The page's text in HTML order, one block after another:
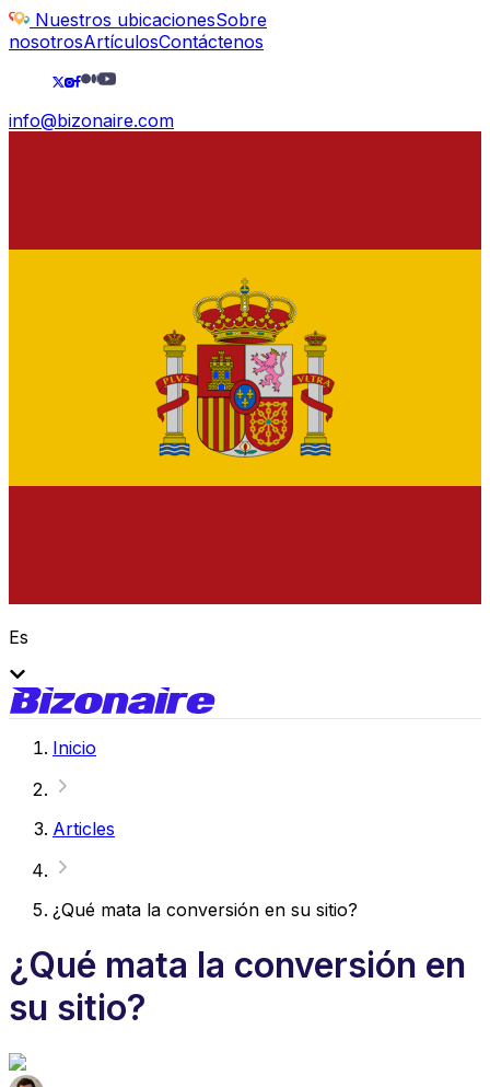
Nuestros ubicacionesSobre
nosotrosArtículosContáctenos
info@bizonaire.com
Es
Inicio
Articles
¿Qué mata la conversión en su sitio?
¿Qué mata la conversión en
su sitio?